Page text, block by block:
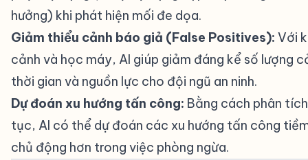
hưởng) khi phát hiện mối đe dọa.
Giảm thiểu cảnh báo giả (False Positives): Với
cảnh và học máy, AI giúp giảm đáng kể số lượng
thời gian và nguồn lực cho đội ngũ an ninh.
Dự đoán xu hướng tấn công: Bằng cách phân
tục, AI có thể dự đoán các xu hướng tấn công
chủ động hơn trong việc phòng ngừa.